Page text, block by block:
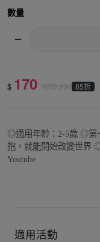
數量
$ 170 NTD200 85折
◎適用年齡：2-5歲 ◎第
抱，就能開始改變世界
Youtube
適用活動